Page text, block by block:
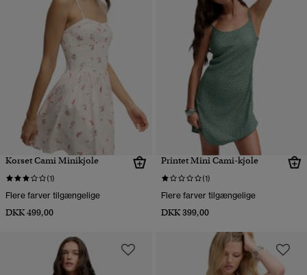
Korset Cami Minikjole
(1)
Flere farver tilgængelige
DKK 499,00
Printet Mini Cami-kjole
(1)
Flere farver tilgængelige
DKK 399,00